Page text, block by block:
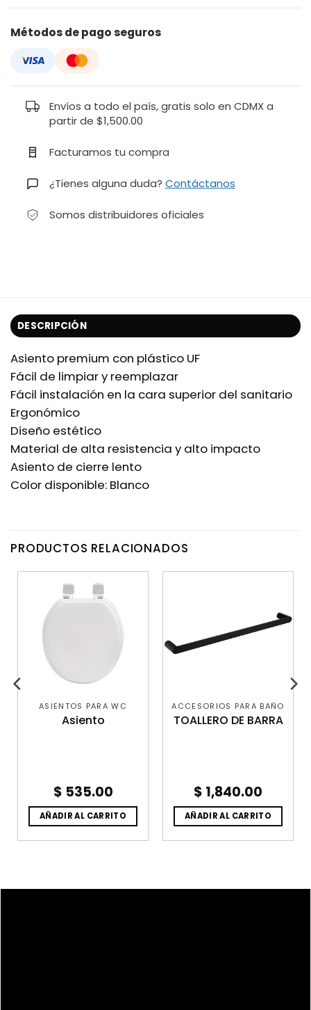
Métodos de pago seguros
Envíos a todo el país, gratis solo en CDMX a
partir de $1,500.00
Facturamos tu compra
¿Tienes alguna duda? Contáctanos
Somos distribuidores oficiales
DESCRIPCIÓN
Asiento premium con plástico UF
Fácil de limpiar y reemplazar
Fácil instalación en la cara superior del sanitario
Ergonómico
Diseño estético
Material de alta resistencia y alto impacto
Asiento de cierre lento
Color disponible: Blanco
PRODUCTOS RELACIONADOS
ASIENTOS PARA WC
Asiento
$ 535.00
AÑADIR AL CARRITO
ACCESORIOS PARA BAÑO
TOALLERO DE BARRA
$ 1,840.00
AÑADIR AL CARRITO